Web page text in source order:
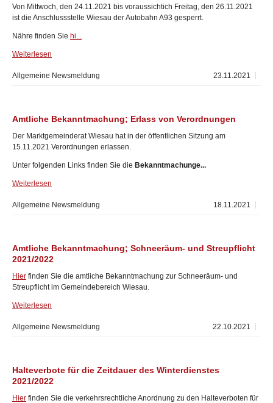
Von Mittwoch, den 24.11.2021 bis voraussichtich Freitag, den 26.11.2021
ist die Anschlussstelle Wiesau der Autobahn A93 gesperrt.
Nähre finden Sie hi...
Weiterlesen
23.11.2021
Allgemeine Newsmeldung
Amtliche Bekanntmachung; Erlass von Verordnungen
Der Marktgemeinderat Wiesau hat in der öffentlichen Sitzung am
15.11.2021 Verordnungen erlassen.
Unter folgenden Links finden Sie die Bekanntmachunge...
Weiterlesen
18.11.2021
Allgemeine Newsmeldung
Amtliche Bekanntmachung; Schneeräum- und Streupflicht
2021/2022
Hier finden Sie die amtliche Bekanntmachung zur Schneeräum- und
Streupflicht im Gemeindebereich Wiesau.
Weiterlesen
22.10.2021
Allgemeine Newsmeldung
Halteverbote für die Zeitdauer des Winterdienstes
2021/2022
Hier finden Sie die verkehrsrechtliche Anordnung zu den Halteverboten für